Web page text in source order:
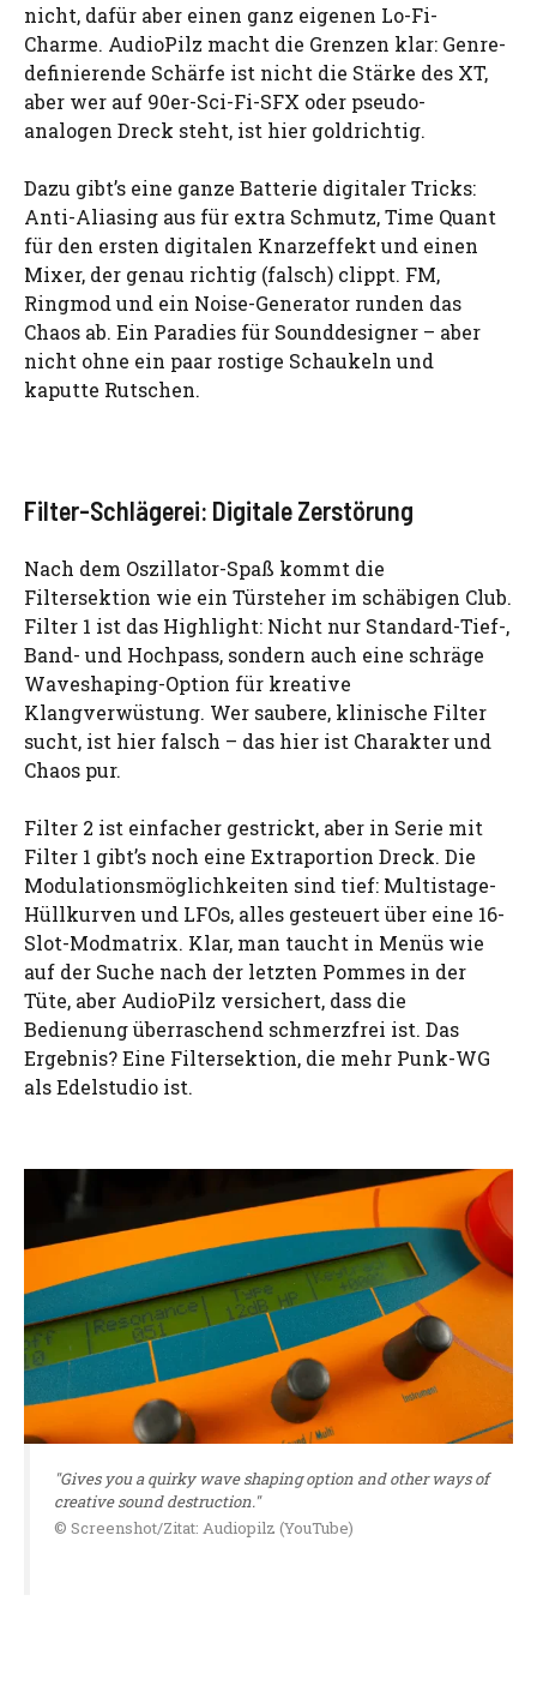
nicht, dafür aber einen ganz eigenen Lo-Fi-
Charme. AudioPilz macht die Grenzen klar: Genre-
definierende Schärfe ist nicht die Stärke des XT,
aber wer auf 90er-Sci-Fi-SFX oder pseudo-
analogen Dreck steht, ist hier goldrichtig.
Dazu gibt’s eine ganze Batterie digitaler Tricks:
Anti-Aliasing aus für extra Schmutz, Time Quant
für den ersten digitalen Knarzeffekt und einen
Mixer, der genau richtig (falsch) clippt. FM,
Ringmod und ein Noise-Generator runden das
Chaos ab. Ein Paradies für Sounddesigner – aber
nicht ohne ein paar rostige Schaukeln und
kaputte Rutschen.
Filter-Schlägerei: Digitale Zerstörung
Nach dem Oszillator-Spaß kommt die
Filtersektion wie ein Türsteher im schäbigen Club.
Filter 1 ist das Highlight: Nicht nur Standard-Tief-,
Band- und Hochpass, sondern auch eine schräge
Waveshaping-Option für kreative
Klangverwüstung. Wer saubere, klinische Filter
sucht, ist hier falsch – das hier ist Charakter und
Chaos pur.
Filter 2 ist einfacher gestrickt, aber in Serie mit
Filter 1 gibt’s noch eine Extraportion Dreck. Die
Modulationsmöglichkeiten sind tief: Multistage-
Hüllkurven und LFOs, alles gesteuert über eine 16-
Slot-Modmatrix. Klar, man taucht in Menüs wie
auf der Suche nach der letzten Pommes in der
Tüte, aber AudioPilz versichert, dass die
Bedienung überraschend schmerzfrei ist. Das
Ergebnis? Eine Filtersektion, die mehr Punk-WG
als Edelstudio ist.
"Gives you a quirky wave shaping option and other ways of
creative sound destruction."
© Screenshot/Zitat: Audiopilz (YouTube)